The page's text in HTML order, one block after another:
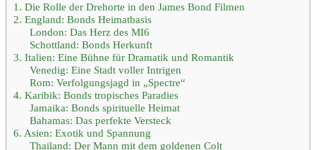
1. Die Rolle der Drehorte in den James Bond Filmen
2. England: Bonds Heimatbasis
London: Das Herz des MI6
Schottland: Bonds Herkunft
3. Italien: Eine Bühne für Dramatik und Romantik
Venedig: Eine Stadt voller Intrigen
Rom: Verfolgungsjagd in „Spectre“
4. Karibik: Bonds tropisches Paradies
Jamaika: Bonds spirituelle Heimat
Bahamas: Das perfekte Versteck
6. Asien: Exotik und Spannung
Thailand: Der Mann mit dem goldenen Colt